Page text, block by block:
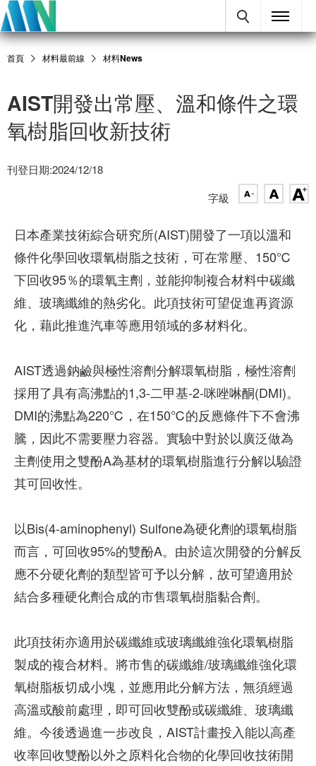
首頁 材料最前線 材料News
AIST開發出常壓、溫和條件之環
氧樹脂回收新技術
刊登日期:2024/12/18
字級
日本產業技術綜合研究所(AIST)開發了一項以溫和
條件化學回收環氧樹脂之技術，可在常壓、150℃
下回收95％的環氧主劑，並能抑制複合材料中碳纖
維、玻璃纖維的熱劣化。此項技術可望促進再資源
化，藉此推進汽車等應用領域的多材料化。
AIST透過鈉鹼與極性溶劑分解環氧樹脂，極性溶劑
採用了具有高沸點的1,3-二甲基-2-咪唑啉酮(DMI)。
DMI的沸點為220℃，在150℃的反應條件下不會沸
騰，因此不需要壓力容器。實驗中對於以廣泛做為
主劑使用之雙酚A為基材的環氧樹脂進行分解以驗證
其可回收性。
以Bis(4-aminophenyl) Sulfone為硬化劑的環氧樹脂
而言，可回收95%的雙酚A。由於這次開發的分解反
應不分硬化劑的類型皆可予以分解，故可望適用於
結合多種硬化劑合成的市售環氧樹脂黏合劑。
此項技術亦適用於碳纖維或玻璃纖維強化環氧樹脂
製成的複合材料。將市售的碳纖維/玻璃纖維強化環
氧樹脂板切成小塊，並應用此分解方法，無須經過
高溫或酸前處理，即可回收雙酚或碳纖維、玻璃纖
維。今後透過進一步改良，AIST計畫投入能以高產
收率回收雙酚以外之原料化合物的化學回收技術開